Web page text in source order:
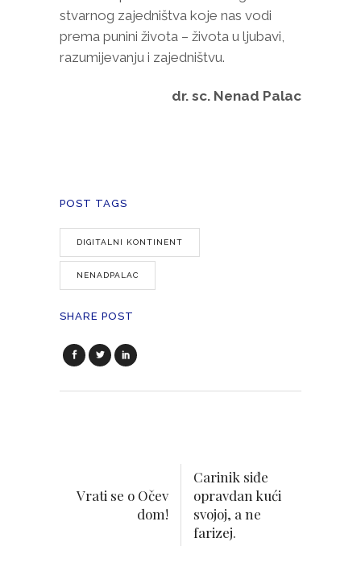
stvarnog zajedništva koje nas vodi
prema punini života – života u ljubavi,
razumijevanju i zajedništvu.
dr. sc. Nenad Palac
POST TAGS
DIGITALNI KONTINENT
NENADPALAC
SHARE POST
Vrati se o Očev
dom!
Carinik siđe
opravdan kući
svojoj, a ne
farizej.